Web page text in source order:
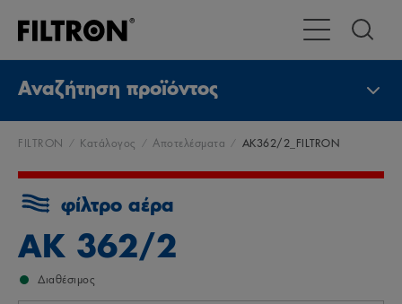
Εναλλαγή
Αναζήτηση προϊόντος
FILTRON Κατάλογος Αποτελέσματα AK362/2_FILTRON
φίλτρο αέρα
AK 362/2
Διαθέσιμος